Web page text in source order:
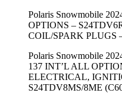
Polaris Snowmobile
OPTIONS –
COIL/SPARK PLUGS
Polaris Snowmobile
137 INT’L ALL
ELECTRICAL,
S24TDV8MS/8ME